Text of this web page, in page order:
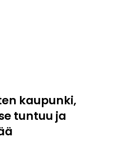
kaupunki,
tuntuu ja